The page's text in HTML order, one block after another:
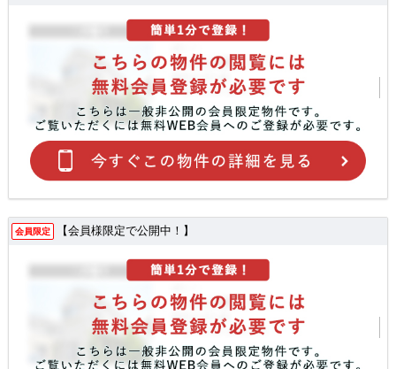
会員限定 【会員様限定で公開中！】